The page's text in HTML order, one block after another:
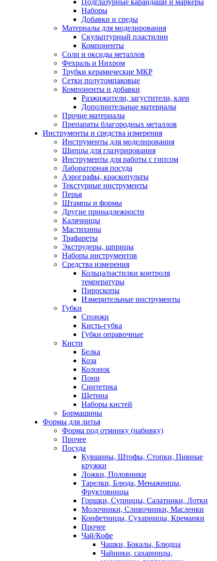
Подглазурные карандаши и маркеры
Наборы
Добавки и среды
Материалы для моделирования
Скульптурный пластилин
Компоненты
Соли и оксиды металлов
Фехраль и Нихром
Трубки керамические МКР
Сетки полутомпаковые
Компоненты и добавки
Разжижители, загустители, клеи
Дополнительные материалы
Прочие материалы
Препараты благородных металлов
Инструменты и средства измерения
Инструменты для моделирования
Щипцы для глазурирования
Инструменты для работы с гипсом
Лабораторная посуда
Аэрографы, краскопульты
Текстурные инструменты
Перья
Штампы и формы
Другие принадлежности
Калячницы
Мастихины
Трафареты
Экструдеры, шприцы
Наборы инструментов
Средства измерения
Кольца/пастилки контроля
температуры
Пироскопы
Измерительные инструменты
Губки
Спонжи
Кисть-губка
Губки оправочные
Кисти
Белка
Коза
Колонок
Пони
Синтетика
Щетина
Наборы кистей
Бормашины
Формы для литья
Форма под отминку (набивку)
Прочее
Посуда
Кувшины, Штофы, Стопки, Пивные
кружки
Ложки, Половники
Тарелки, Блюда, Менажницы,
Фруктовницы
Горшки, Супницы, Салатники, Лотки
Молочники, Сливочники, Масленки
Конфетницы, Сухарницы, Креманки
Прочее
Чай/Кофе
Чашки, Бокалы, Блюдца
Чайники, сахарницы,